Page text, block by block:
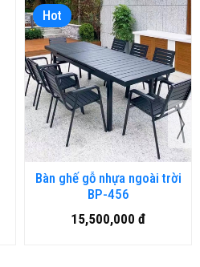
Hot
Bàn ghế gỗ nhựa ngoài trời
BP-456
15,500,000 đ